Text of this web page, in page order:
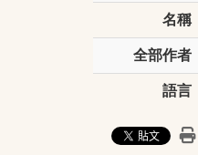
名稱
全部作者
語言